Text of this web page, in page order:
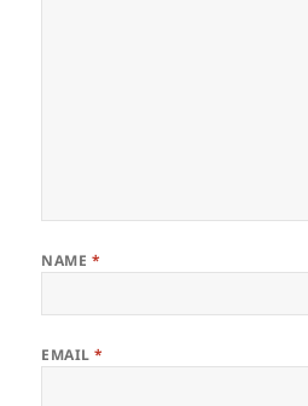
NAME *
EMAIL*